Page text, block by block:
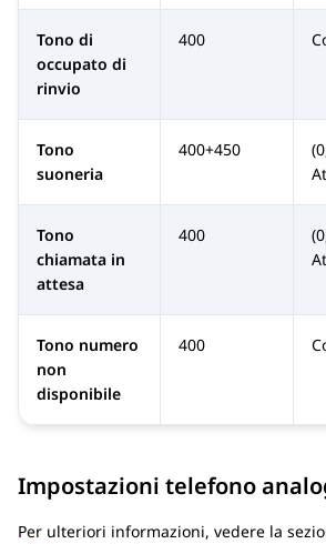
Tono di
occupato di
rinvio
400
Tono
suoneria
400+450
Tono
chiamata in
attesa
400
Tono numero
non
disponibile
400
Impostazioni telefono
Per ulteriori informazioni, vedere la